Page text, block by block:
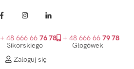
+ 48 666 66 76 78
Sikorskiego
+ 48 666 66 79 78
Głogówek
Zaloguj się